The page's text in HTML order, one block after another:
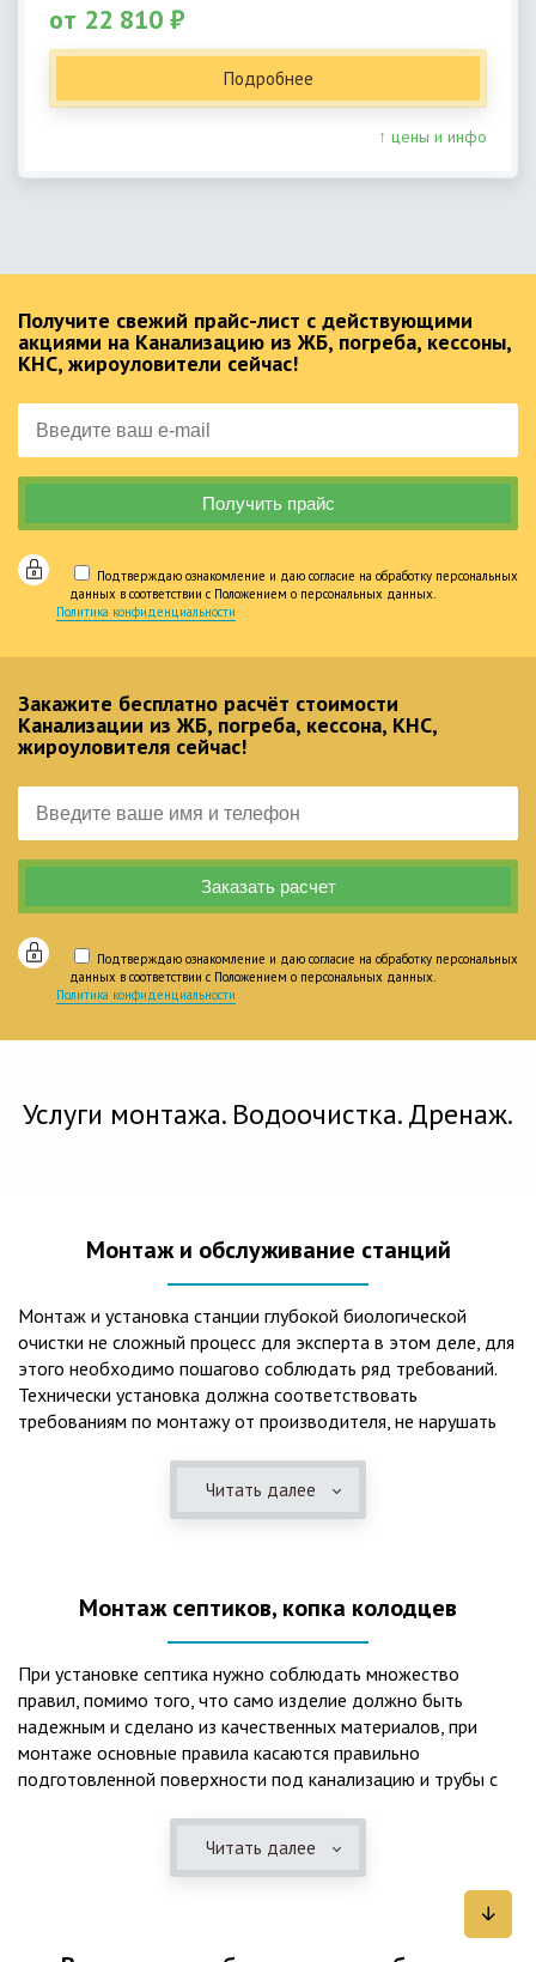
от 22 810 ₽
Подробнее
↑ цены и инфо
Получите свежий прайс-лист с действующими
акциями на Канализацию из ЖБ, погреба, кессоны,
КНС, жироуловители сейчас!
Подтверждаю ознакомление и даю согласие на обработку персональных
данных в соответствии с Положением о персональных данных.
Политика конфиденциальности
Закажите бесплатно расчёт стоимости
Канализации из ЖБ, погреба, кессона, КНС,
жироуловителя сейчас!
Подтверждаю ознакомление и даю согласие на обработку персональных
данных в соответствии с Положением о персональных данных.
Политика конфиденциальности
Услуги монтажа. Водоочистка. Дренаж.
Монтаж и обслуживание станций
Монтаж и установка станции глубокой биологической
очистки не сложный процесс для эксперта в этом деле, для
этого необходимо пошагово соблюдать ряд требований.
Технически установка должна соответствовать
требованиям по монтажу от производителя, не нарушать
представления о требованиях ПУЭ, ведь не качественный
монтаж может привезти не только к выходу из строя
вод – самый эффективный способ из всех существующих
оборудования вода может применяться для хозяйственных
нужд и полива огорода, а остатки ила при чистке могут
стать эффективным удобрением. Нет необходимости
тратить средства на ассенизаторскую машину. Системы
монтируются при минимуме земляных работ, без грязи и
заезда крупной техники, даже при очень высоком уровне
грунтовых вод. Служат до 50 и более лет при уникальной
необходимо удалять ил, самостоятельно или с помощью
Читать далее
Монтаж септиков, копка колодцев
При установке септика нужно соблюдать множество
правил, помимо того, что само изделие должно быть
надежным и сделано из качественных материалов, при
монтаже основные правила касаются правильно
подготовленной поверхности под канализацию и трубы с
Мы установим Вам емкости для фильтрации и отстаивания
сточных вод по технологиям, не приводящим к загрязнению
Читать далее